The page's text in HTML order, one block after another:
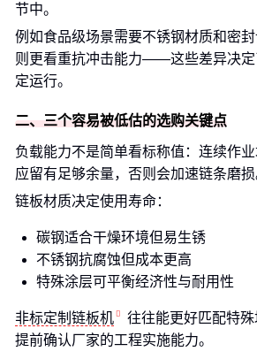
节中。
例如食品级场景需要不锈钢材质和密
则更看重抗冲击能力——这些差异决定
定运行。
二、三个容易被低估的选购关键点
负载能力不是简单看标称值：连续作
应留有足够余量，否则会加速链条磨损
链板材质决定使用寿命：
碳钢适合干燥环境但易生锈
不锈钢抗腐蚀但成本更高
特殊涂层可平衡经济性与耐用性
非标定制链板机
往往能更好匹配特
提前确认厂家的工程实施能力。